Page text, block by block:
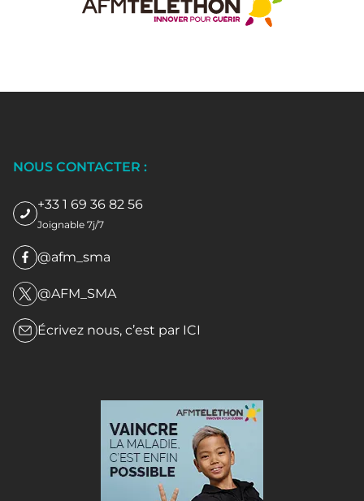
NOUS CONTACTER :
+33 1 69 36 82 56
Joignable 7j/7
@afm_sma
@AFM_SMA
Écrivez nous, c’est par ICI